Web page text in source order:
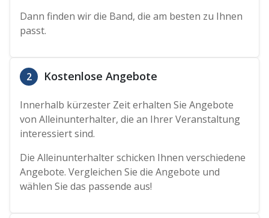
Dann finden wir die Band, die am besten zu Ihnen
passt.
2 Kostenlose Angebote
Innerhalb kürzester Zeit erhalten Sie Angebote
von Alleinunterhalter, die an Ihrer Veranstaltung
interessiert sind.
Die Alleinunterhalter schicken Ihnen verschiedene
Angebote. Vergleichen Sie die Angebote und
wählen Sie das passende aus!